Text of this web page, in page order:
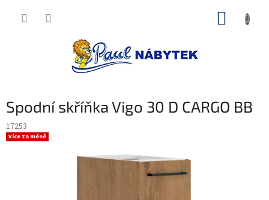
Spodní skříňka Vigo 30 D CARGO BB
17253
Více za méně